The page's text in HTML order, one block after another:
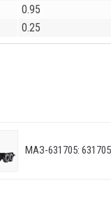
0.95
0.25
МАЗ-631705: